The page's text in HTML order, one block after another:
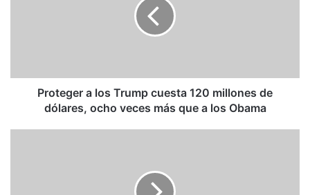
dólares,
Proteger a los Trump cuesta 120 millones de
dólares, ocho veces más que a los Obama